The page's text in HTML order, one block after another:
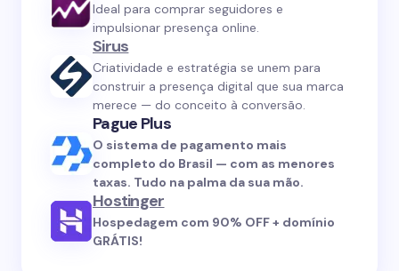
Ideal para comprar seguidores e
impulsionar presença online.
Sirus
Criatividade e estratégia se unem para
construir a presença digital que sua marca
merece — do conceito à conversão.
Pague Plus
O sistema de pagamento mais
completo do Brasil — com as menores
taxas. Tudo na palma da sua mão.
Hostinger
Hospedagem com 90% OFF + domínio
GRÁTIS!